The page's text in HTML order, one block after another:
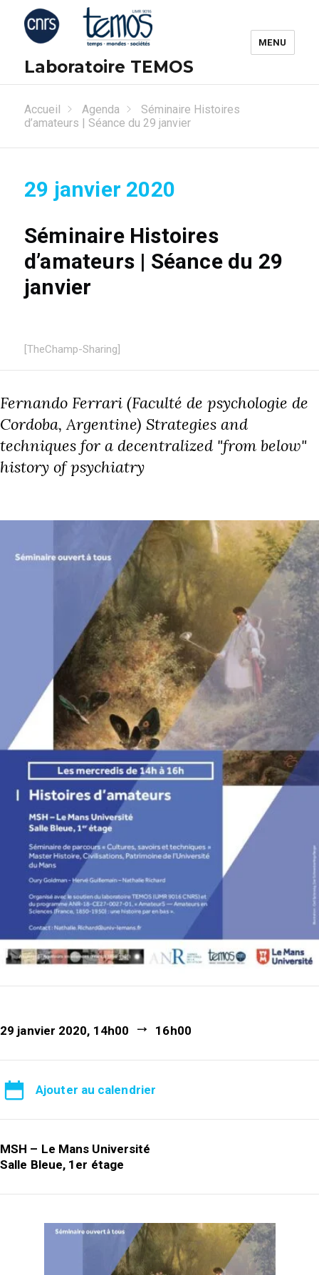
Laboratoire TEMOS
MENU
Accueil Agenda
Séminaire Histoires
d’amateurs | Séance du 29 janvier
29 janvier 2020
Séminaire Histoires
d’amateurs | Séance du 29
janvier
[TheChamp-Sharing]
Fernando Ferrari (Faculté de psychologie de
Cordoba, Argentine) Strategies and
techniques for a decentralized "from below"
history of psychiatry
29 janvier 2020, 14h00 16h00
Ajouter au calendrier
MSH – Le Mans Université
Salle Bleue, 1er étage